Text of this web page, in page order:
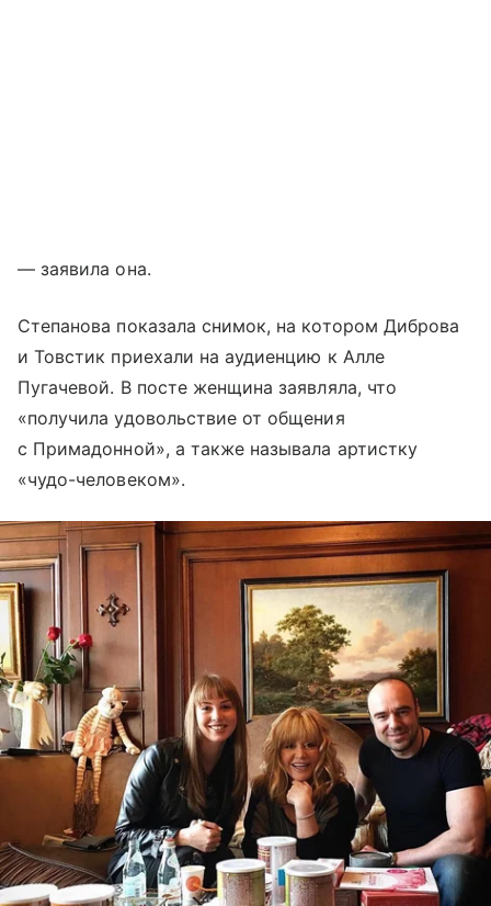
— заявила она.
Степанова показала снимок, на котором Диброва
и Товстик приехали на аудиенцию к Алле
Пугачевой. В посте женщина заявляла, что
«получила удовольствие от общения
с Примадонной», а также называла артистку
«чудо-человеком».